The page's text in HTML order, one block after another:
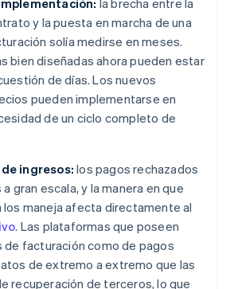
la brecha entre la
y la puesta en marcha de una
solía medirse en meses.
bien diseñadas ahora pueden estar
de días. Los nuevos
pueden implementarse en
de un ciclo completo de
ingresos: los pagos rechazados
gran escala, y la manera en que
los maneja afecta directamente al
. Las plataformas que poseen
de facturación como de pagos
de extremo a extremo que las
recuperación de terceros, lo que